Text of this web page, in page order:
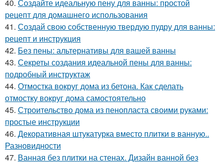
40. Создайте идеальную пену для ванны: простой
рецепт для домашнего использования
41. Создай свою собственную твердую пудру для ванны:
рецепт и инструкция
42. Без пены: альтернативы для вашей ванны
43. Секреты создания идеальной пены для ванны:
подробный инструктаж
44. Отмостка вокруг дома из бетона. Как сделать
отмостку вокруг дома самостоятельно
45. Строительство дома из пенопласта своими руками:
простые инструкции
46. Декоративная штукатурка вместо плитки в ванную..
Разновидности
47. Ванная без плитки на стенах. Дизайн ванной без